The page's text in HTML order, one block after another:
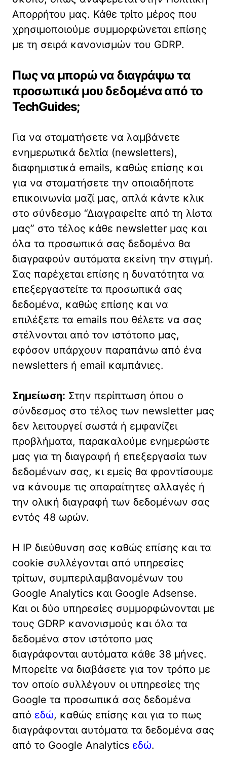
Απορρήτου μας. Κάθε τρίτο μέρος που
χρησιμοποιούμε συμμορφώνεται επίσης
με τη σειρά κανονισμών του GDRP.
Πως να μπορώ να διαγράψω τα
προσωπικά μου δεδομένα από το
TechGuides;
Για να σταματήσετε να λαμβάνετε
ενημερωτικά δελτία (newsletters),
διαφημιστικά emails, καθώς επίσης και
για να σταματήσετε την οποιαδήποτε
επικοινωνία μαζί μας, απλά κάντε κλικ
στο σύνδεσμο “Διαγραφείτε από τη λίστα
μας” στο τέλος κάθε newsletter μας και
όλα τα προσωπικά σας δεδομένα θα
διαγραφούν αυτόματα εκείνη την στιγμή.
Σας παρέχεται επίσης η δυνατότητα να
επεξεργαστείτε τα προσωπικά σας
δεδομένα, καθώς επίσης και να
επιλέξετε τα emails που θέλετε να σας
στέλνονται από τον ιστότοπο μας,
εφόσον υπάρχουν παραπάνω από ένα
newsletters ή email καμπάνιες.
Σημείωση: Στην περίπτωση όπου ο
σύνδεσμος στο τέλος των newsletter μας
δεν λειτουργεί σωστά ή εμφανίζει
προβλήματα, παρακαλούμε ενημερώστε
μας για τη διαγραφή ή επεξεργασία των
δεδομένων σας, κι εμείς θα φροντίσουμε
να κάνουμε τις απαραίτητες αλλαγές ή
την ολική διαγραφή των δεδομένων σας
εντός 48 ωρών.
Η IP διεύθυνση σας καθώς επίσης και τα
cookie συλλέγονται από υπηρεσίες
τρίτων, συμπεριλαμβανομένων του
Google Analytics και Google Adsense.
Και οι δύο υπηρεσίες συμμορφώνονται με
τους GDRP κανονισμούς και όλα τα
δεδομένα στον ιστότοπο μας
διαγράφονται αυτόματα κάθε 38 μήνες.
Μπορείτε να διαβάσετε για τον τρόπο με
τον οποίο συλλέγουν οι υπηρεσίες της
Google τα προσωπικά σας δεδομένα
από εδώ, καθώς επίσης και για το πως
διαγράφονται αυτόματα τα δεδομένα σας
από το Google Analytics εδώ.